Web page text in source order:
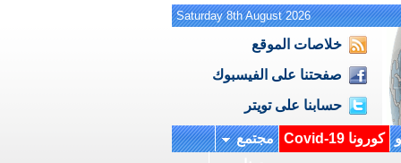
Saturday 8th August 2026
خلاصات الموقع
صفحتنا على الفيسبوك
حسابنا على تويتر
كورونا Covid-19
مجتمع